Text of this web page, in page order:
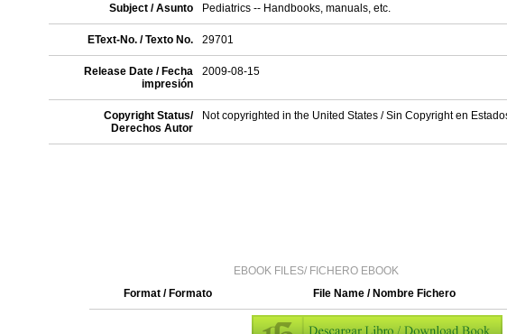
Subject / Asunto Pediatrics -- Handbooks, manuals, etc.
EText-No. / Texto No. 29701
Release Date / Fecha
impresión
2009-08-15
Copyright Status/
Derechos Autor
Not copyrighted in the United States / Sin Copyright en
EBOOK FILES/ FICHERO EBOOK
Format / Formato
File Name / Nombre Fichero